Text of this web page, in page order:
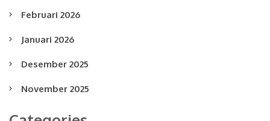
Februari 2026
Januari 2026
Desember 2025
November 2025